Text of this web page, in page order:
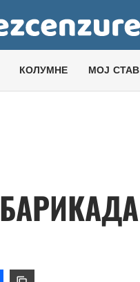
КОЛУМНЕ МОЈ СТАВ